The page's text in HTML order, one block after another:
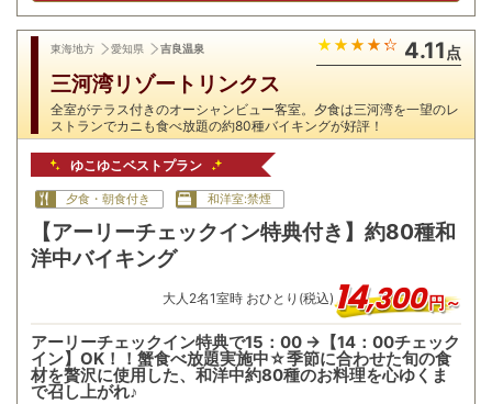
東海地方 愛知県 吉良温泉 4.11 点
三河湾リゾートリンクス
全室がテラス付きのオーシャンビュー客室。夕食は三河湾を一望のレ
ストランでカニも食べ放題の約80種バイキングが好評！
ゆこゆこベストプラン
夕食・朝食付き 和洋室:禁煙
【アーリーチェックイン特典付き】約80種和
洋中バイキング
大人 2名1室時 おひとり(税込)14,300円～
アーリーチェックイン特典で15：00 →【14：00チェック
イン】OK！！蟹食べ放題実施中☆季節に合わせた旬の食
材を贅沢に使用した、和洋中約80種のお料理を心ゆくま
で召し上がれ♪